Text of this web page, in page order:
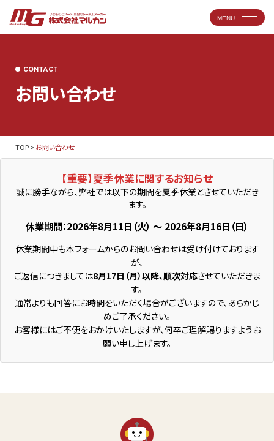
MENU
CONTACT
お問い合わせ
TOP>お問い合わせ
【重要】夏季休業に関するお知らせ
誠に勝手ながら、弊社では以下の期間を夏季休業とさせていただき
ます。
休業期間：2026年8月11日（火） ～ 2026年8月16日（日）
休業期間中も本フォームからのお問い合わせは受け付けております
が、
ご返信につきましては8月17日（月）以降、順次対応させていただきま
す。
通常よりも回答にお時間をいただく場合がございますので、あらかじ
めご了承ください。
お客様にはご不便をおかけいたしますが、何卒ご理解賜りますようお
願い申し上げます。